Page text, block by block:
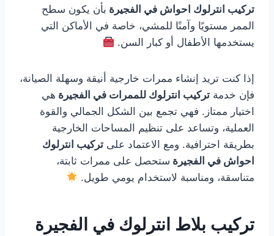
تركيب انترلوك احواش في الفجيرة بأن يكون سطح
الممر مستويًا وآمنًا للمشي، خاصة في الأماكن التي
يستخدمها الأطفال أو كبار السن.
إذا كنت تريد إنشاء ممرات خارجية أنيقة وسهلة الصيانة،
فإن خدمة تركيب انترلوك للممرات في الفجيرة هي
اختيار ممتاز. فهي تجمع بين الشكل الجمالي والقوة
العملية، وتساعد على تنظيم المساحات الخارجية
بطريقة احترافية. ومع الاعتماد على تركيب انترلوك
احواش في الفجيرة ستحصل على ممرات ثابتة،
متناسقة، ومناسبة لاستخدام يومي طويل.
تركيب بلاط انترلوك في الفجيرة